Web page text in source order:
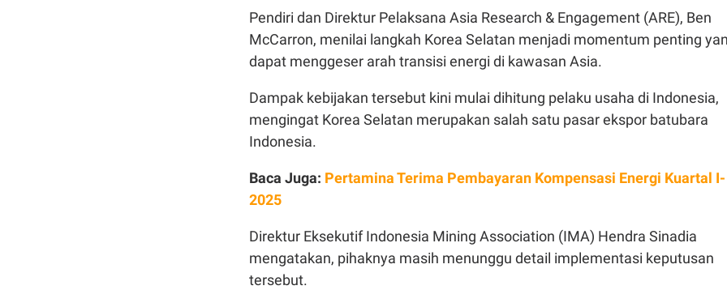
Pendiri dan Direktur Pelaksana Asia Research & Engagement (ARE), Ben
McCarron, menilai langkah Korea Selatan menjadi momentum penting
dapat menggeser arah transisi energi di kawasan Asia.
Dampak kebijakan tersebut kini mulai dihitung pelaku usaha di Indonesia,
mengingat Korea Selatan merupakan salah satu pasar ekspor batubara
Indonesia.
Baca Juga: Pertamina Terima Pembayaran Kompensasi Energi Kuartal I-
2025
Direktur Eksekutif Indonesia Mining Association (IMA) Hendra Sinadia
mengatakan, pihaknya masih menunggu detail implementasi keputusan
tersebut.